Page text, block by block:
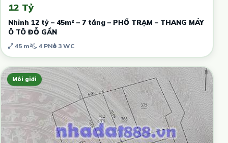
12 Tỷ
Nhỉnh 12 tỷ – 45m² – 7 tầng – PHỐ TRẠM – THANG MÁY
Ô TÔ ĐỖ GẦN
45 m² 4 PN 3 WC
Môi giới